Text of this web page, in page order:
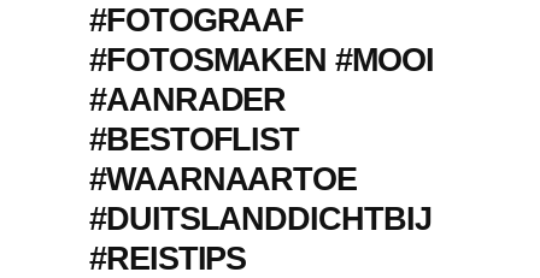
#FOTOGRAAF
#FOTOSMAKEN #MOOI
#AANRADER
#BESTOFLIST
#WAARNAARTOE
#DUITSLANDDICHTBIJ
#REISTIPS